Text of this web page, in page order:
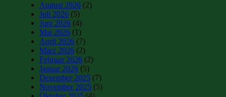
August 2026 (2)
Juli 2026 (5)
Juni 2026 (4)
Mai 2026 (1)
April 2026 (7)
März 2026 (2)
Februar 2026 (2)
Januar 2026 (5)
Dezember 2025 (7)
November 2025 (5)